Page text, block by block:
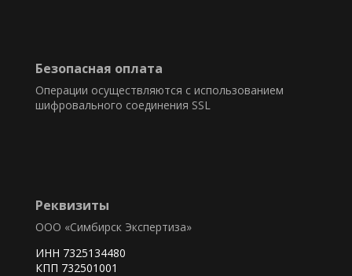
Безопасная оплата
Реквизиты
ООО «Симбирск Экспертиза»
ИНН 7325134480
КПП 732501001